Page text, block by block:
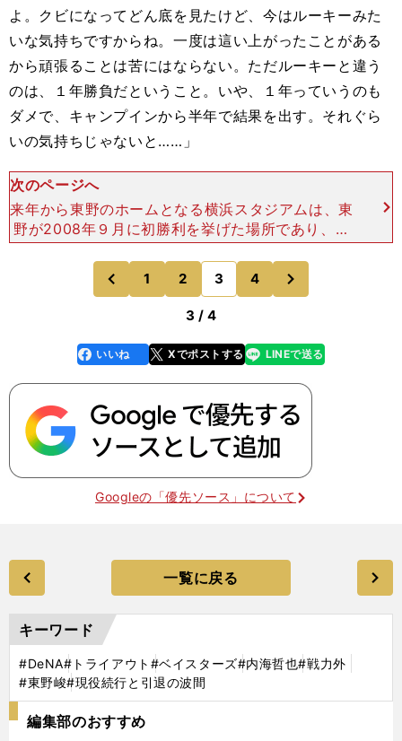
よ。クビになってどん底を見たけど、今はルーキーみた
いな気持ちですからね。一度は這い上がったことがある
から頑張ることは苦にはならない。ただルーキーと違う
のは、１年勝負だということ。いや、１年っていうのも
ダメで、キャンプインから半年で結果を出す。それぐら
いの気持ちじゃないと……」
次のページへ
来年から東野のホームとなる横浜スタジアムは、東
野が2008年９月に初勝利を挙げた場所であり、チ
ームカラーのブルーは大好きな色だ。「ベイスター
ズは上を目指そうという意識が強い、勢いのあるチ
ームだと思
前
のページへ
1 2 3 4
のページへ
3 / 4
faceboo
k
いいね Xでポストする
line LINEで送る
Googleの「優先ソース」について
一覧に戻る
キーワード
#DeNA#トライアウト #ベイスターズ#内海哲也#戦力外
#東野峻#現役続行と引退の波間
編集部のおすすめ